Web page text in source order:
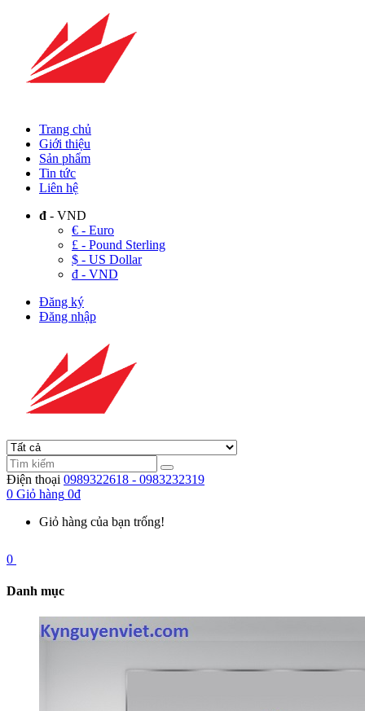
Trang chủ
Giới thiệu
Sản phẩm
Tin tức
Liên hệ
đ - VND
€ - Euro
£ - Pound Sterling
$ - US Dollar
đ - VND
Đăng ký
Đăng nhập
Điện thoại 0989322618 - 0983232319
0 Giỏ hàng 0đ
Giỏ hàng của bạn trống!
0
Danh mục